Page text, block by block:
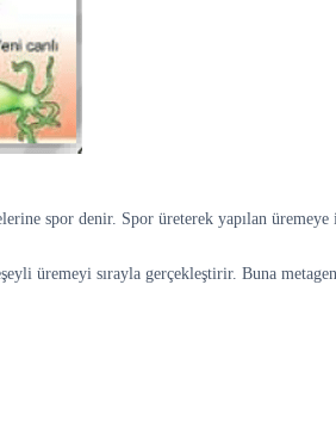
spor denir. Spor üreterek yapılan üremeye
üremeyi sırayla gerçekleştirir. Buna